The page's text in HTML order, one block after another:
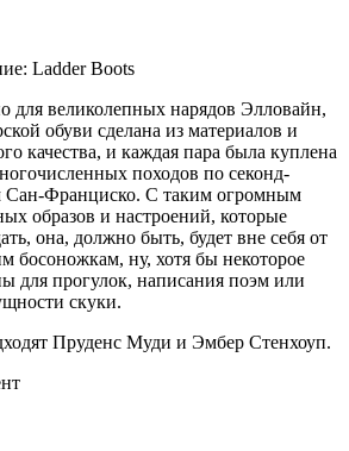
Ladder Boots
для великолепных нарядов Элловайн,
обуви сделана из материалов и
качества, и каждая пара была куплена
походов по секонд-
Сан-Франциско. С таким огромным
образов и настроений, которые
она, должно быть, будет вне себя от
босоножкам, ну, хотя бы некоторое
для прогулок, написания поэм или
скуки.
Пруденс Муди и Эмбер Стенхоуп.